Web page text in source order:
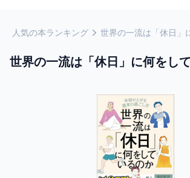
人気の本ランキング
世界の一流は「休日」に何をし